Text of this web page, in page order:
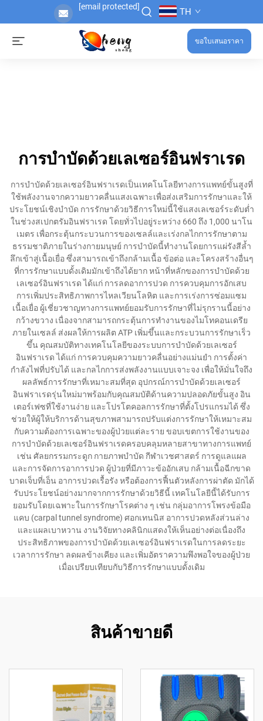
[email protected] TH
ขอใบเสนอราคา
การบำบัดด้วยเลเซอร์อินฟราเรด
การบำบัดด้วยเลเซอร์อินฟราเรดเป็นเทคโนโลยีทางการแพทย์ขั้นสูงที่
ใช้พลังงานจากความยาวคลื่นแสงเฉพาะเพื่อส่งเสริมการรักษาและให้
ประโยชน์เชิงบำบัด การรักษาด้วยวิธีการใหม่นี้ใช้แสงเลเซอร์ระดับต่ำ
ในช่วงสเปกตรัมอินฟราเรด โดยทั่วไปอยู่ระหว่าง 660 ถึง 1,000 นาโน
เมตร เพื่อกระตุ้นกระบวนการของเซลล์และเร่งกลไกการรักษาตาม
ธรรมชาติภายในร่างกายมนุษย์ การบำบัดนี้ทำงานโดยการแผ่รังสีล้ำ
ลึกเข้าสู่เนื้อเยื่อ ซึ่งสามารถเข้าถึงกล้ามเนื้อ ข้อต่อ และโครงสร้างอื่นๆ
ที่การรักษาแบบดั้งเดิมมักเข้าถึงได้ยาก หน้าที่หลักของการบำบัดด้วย
เลเซอร์อินฟราเรด ได้แก่ การลดอาการปวด การควบคุมการอักเสบ
การเพิ่มประสิทธิภาพการไหลเวียนโลหิต และการเร่งการซ่อมแซม
เนื้อเยื่อ ผู้เชี่ยวชาญทางการแพทย์ยอมรับการรักษาที่ไม่รุกรานนี้อย่าง
กว้างขวาง เนื่องจากสามารถกระตุ้นการทำงานของไมโทคอนเดรีย
ภายในเซลล์ ส่งผลให้การผลิต ATP เพิ่มขึ้นและกระบวนการรักษาเร็ว
ขึ้น คุณสมบัติทางเทคโนโลยีของระบบการบำบัดด้วยเลเซอร์
อินฟราเรด ได้แก่ การควบคุมความยาวคลื่นอย่างแม่นยำ การตั้งค่า
กำลังไฟที่ปรับได้ และกลไกการส่งพลังงานแบบเจาะจง เพื่อให้มั่นใจถึง
ผลลัพธ์การรักษาที่เหมาะสมที่สุด อุปกรณ์การบำบัดด้วยเลเซอร์
อินฟราเรดรุ่นใหม่มาพร้อมกับคุณสมบัติด้านความปลอดภัยขั้นสูง อิน
เตอร์เฟซที่ใช้งานง่าย และโปรโตคอลการรักษาที่ตั้งโปรแกรมได้ ซึ่ง
ช่วยให้ผู้ให้บริการด้านสุขภาพสามารถปรับแต่งการรักษาให้เหมาะสม
กับความต้องการเฉพาะของผู้ป่วยแต่ละราย ขอบเขตการใช้งานของ
การบำบัดด้วยเลเซอร์อินฟราเรดครอบคลุมหลายสาขาทางการแพทย์
เช่น ศัลยกรรมกระดูก กายภาพบำบัด กีฬาเวชศาสตร์ การดูแลแผล
และการจัดการอาการปวด ผู้ป่วยที่มีภาวะข้ออักเสบ กล้ามเนื้อฉีกขาด
บาดเจ็บที่เอ็น อาการปวดเรื้อรัง หรือต้องการฟื้นตัวหลังการผ่าตัด มักได้
รับประโยชน์อย่างมากจากการรักษาด้วยวิธีนี้ เทคโนโลยีนี้ได้รับการ
ยอมรับโดยเฉพาะในการรักษาโรคต่าง ๆ เช่น กลุ่มอาการโพรงข้อมือ
แคบ (carpal tunnel syndrome) ศอกเทนนิส อาการปวดหลังส่วนล่าง
และแผลเบาหวาน งานวิจัยทางคลินิกแสดงให้เห็นอย่างต่อเนื่องถึง
ประสิทธิภาพของการบำบัดด้วยเลเซอร์อินฟราเรดในการลดระยะ
เวลาการรักษา ลดผลข้างเคียง และเพิ่มอัตราความพึงพอใจของผู้ป่วย
เมื่อเปรียบเทียบกับวิธีการรักษาแบบดั้งเดิม
สินค้าขายดี